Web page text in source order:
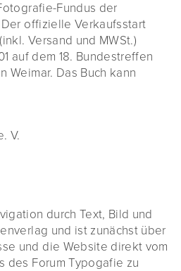
Fundus der
offizielle Verkaufsstart
Versand und MWSt.)
auf dem 18. Bundestreffen
Weimar. Das Buch kann
V.
durch Text, Bild und
und ist zunächst über
und die Website direkt vom
des Forum Typogafie zu